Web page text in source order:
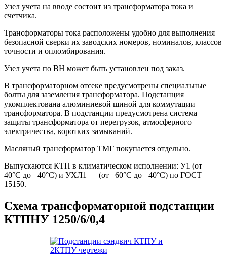
Узел учета на вводе состоит из трансформатора тока и
счетчика.
Трансформаторы тока расположены удобно для выполнения
безопасной сверки их заводских номеров, номиналов, классов
точности и опломбирования.
Узел учета по ВН может быть установлен под заказ.
В трансформаторном отсеке предусмотрены специальные
болты для заземления трансформатора. Подстанция
укомплектована алюминиевой шиной для коммутации
трансформатора. В подстанции предусмотрена система
защиты трансформатора от перегрузок, атмосферного
электричества, коротких замыканий.
Масляный трансформатор ТМГ покупается отдельно.
Выпускаются КТП в климатическом исполнении: У1 (от –
40°C до +40°C) и УХЛ1 — (от –60°C до +40°C) по ГОСТ
15150.
Схема трансформаторной подстанции
КТПНУ 1250/6/0,4